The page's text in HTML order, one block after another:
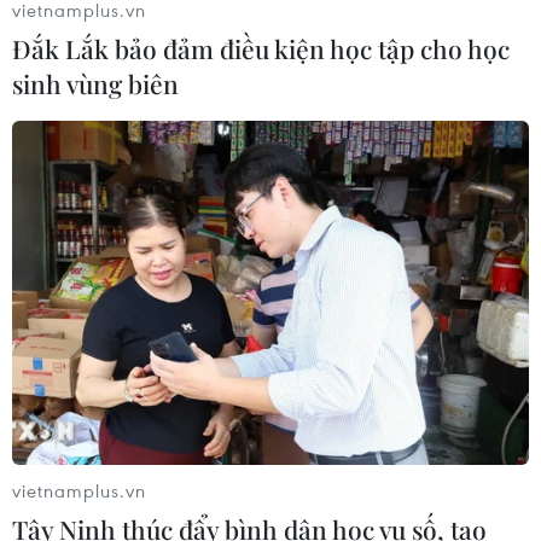
Đông Bắc Thái Lan, gìn giữ bản sắc
văn hóa Việt
21/07/2026 22:44
Lưu học sinh Việt Nam tại Thái Lan
về nguồn theo dấu chân Bác Hồ
20/07/2026 15:46
Xem thêm
CƠ QUAN CHỦ QUẢN: THÔNG TẤN XÃ VIỆT NAM
vietnamplus.vn
Đắk Lắk bảo đảm điều kiện học tập cho học
sinh vùng biên
vietnamplus.vn
Tây Ninh thúc đẩy bình dân học vụ số, tạo